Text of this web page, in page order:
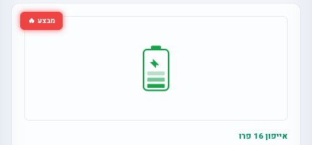
מבצע 🔥
אייפון 16 פרו